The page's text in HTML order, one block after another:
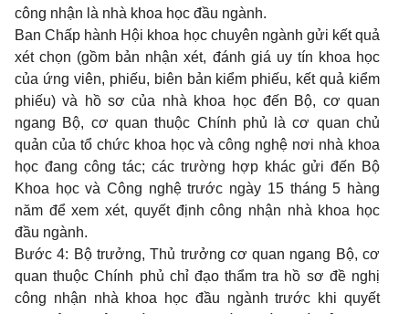
công nhận là nhà khoa học đầu ngành.
Ban Chấp hành Hội khoa học chuyên ngành gửi kết quả
xét chọn (gồm bản nhận xét, đánh giá uy tín khoa học
của ứng viên, phiếu, biên bản kiểm phiếu, kết quả kiểm
phiếu) và hồ sơ của nhà khoa học đến Bộ, cơ quan
ngang Bộ, cơ quan thuộc Chính phủ là cơ quan chủ
quản của tổ chức khoa học và công nghệ nơi nhà khoa
học đang công tác; các trường hợp khác gửi đến Bộ
Khoa học và Công nghệ trước ngày 15 tháng 5 hàng
năm để xem xét, quyết định công nhận nhà khoa học
đầu ngành.
Bước 4: Bộ trưởng, Thủ trưởng cơ quan ngang Bộ, cơ
quan thuộc Chính phủ chỉ đạo thẩm tra hồ sơ đề nghị
công nhận nhà khoa học đầu ngành trước khi quyết